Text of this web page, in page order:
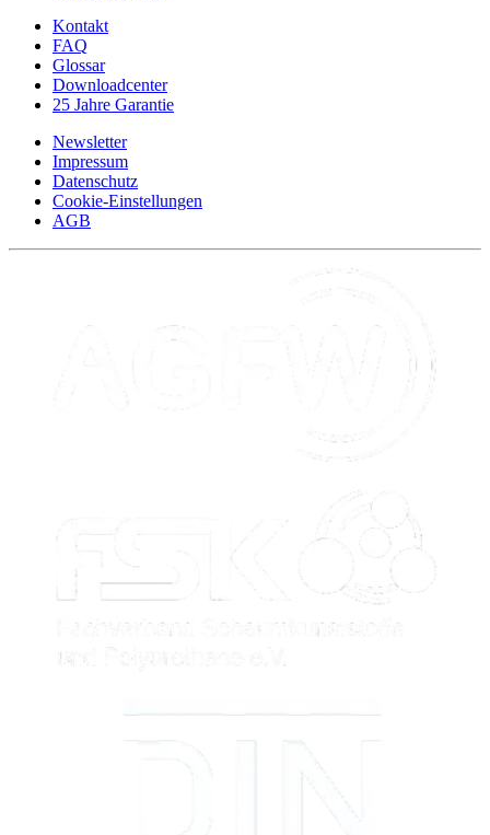
Kontakt
FAQ
Glossar
Downloadcenter
25 Jahre Garantie
Newsletter
Impressum
Datenschutz
Cookie-Einstellungen
AGB